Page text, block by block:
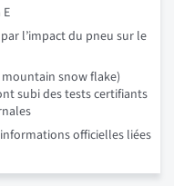
l’impact du pneu sur le
mountain snow flake)
subi des tests certifiants
officielles liées